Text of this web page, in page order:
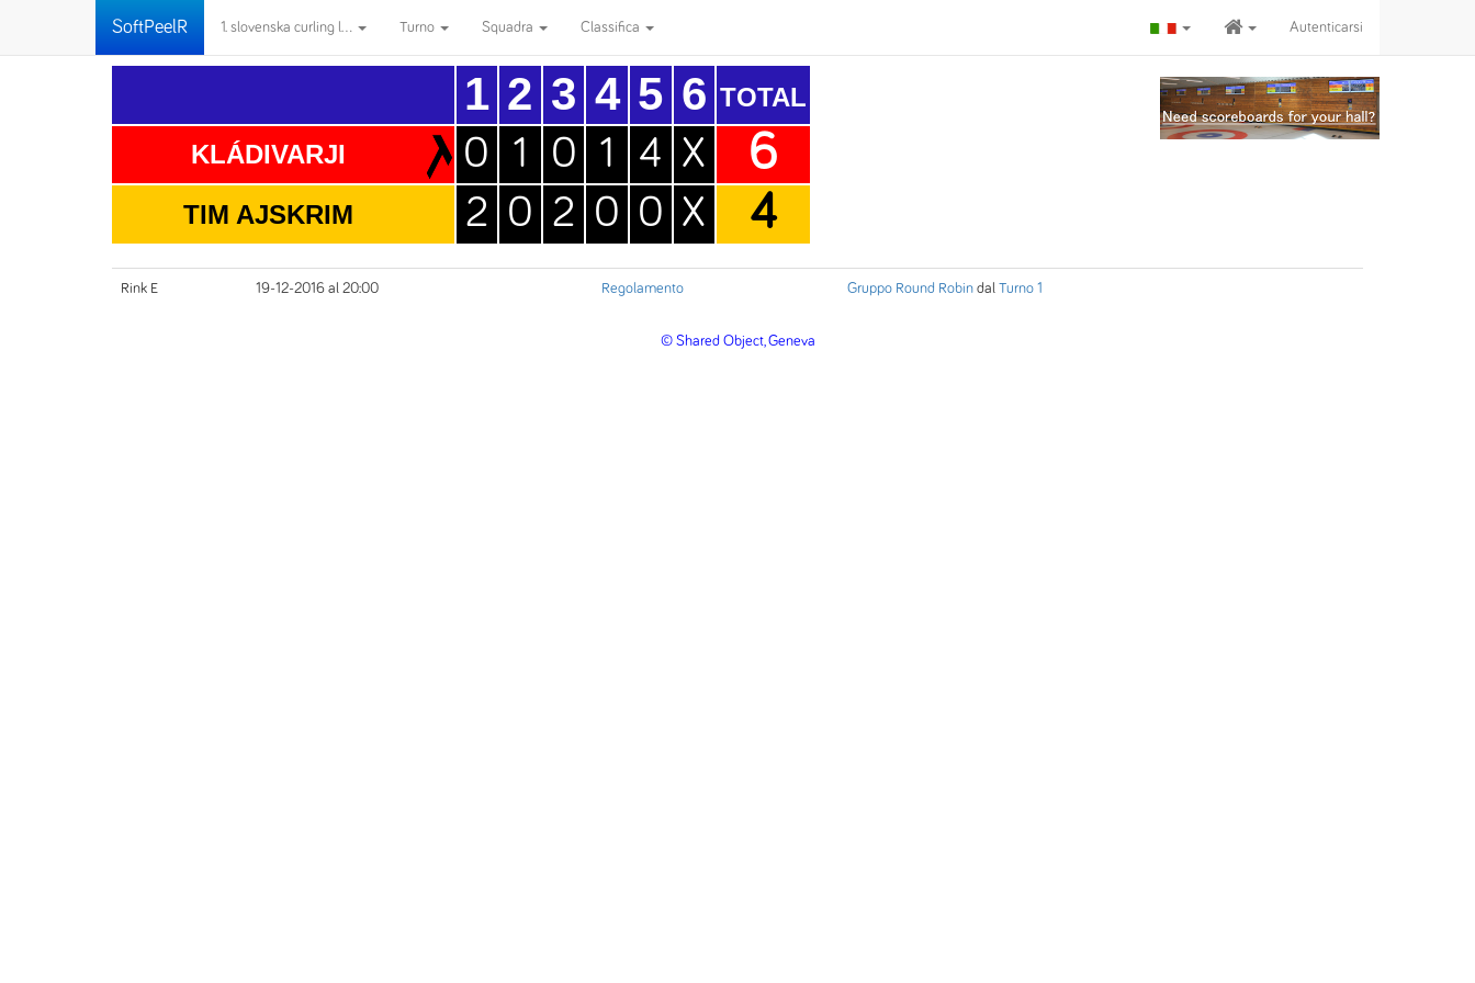
SoftPeelR 1. slovenska curling l... Turno Squadra Classifica Autenticarsi
KLÁDIVARJI
TIM AJSKRIM
1
0
2
2
1
0
3
0
2
4
1
0
5
4
0
6
X
X
TOTAL
6
4
Rink E 19-12-2016 al 20:00 Regolamento Gruppo Round Robin dal Turno 1
© Shared Object, Geneva